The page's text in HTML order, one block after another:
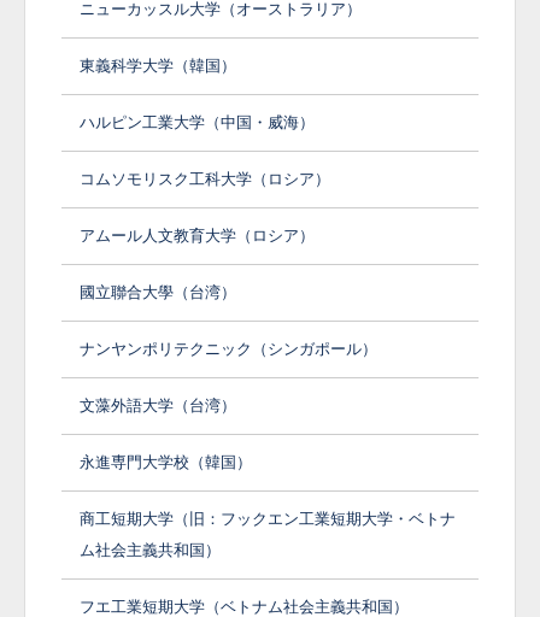
ニューカッスル大学（オーストラリア）
東義科学大学（韓国）
ハルピン工業大学（中国・威海）
コムソモリスク工科大学（ロシア）
アムール人文教育大学（ロシア）
國立聯合大學（台湾）
ナンヤンポリテクニック（シンガポール）
文藻外語大学（台湾）
永進専門大学校（韓国）
商工短期大学（旧：フックエン工業短期大学・ベトナ
ム社会主義共和国）
フエ工業短期大学（ベトナム社会主義共和国）